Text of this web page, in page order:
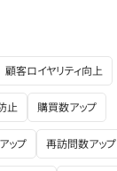
顧客ロイヤリティ向上
止 購買数アップ
ップ 再訪問数アップ